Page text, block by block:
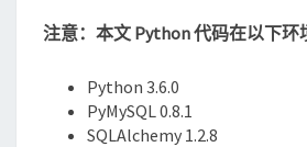
注意：本文 Python 代码在以下环
Python 3.6.0
PyMySQL 0.8.1
SQLAlchemy 1.2.8